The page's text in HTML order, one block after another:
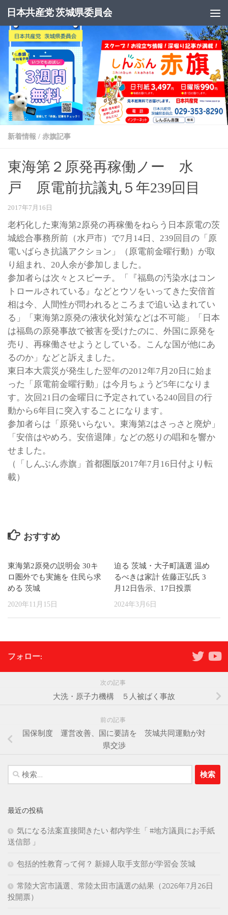
コンテンツへスキップ
日本共産党 茨城県委員会
新着情報 / 赤旗記事
東海第２原発再稼働ノー 水
戸 原電前抗議丸５年239回目
2017年7月16日
老朽化した東海第2原発の再稼働をねらう日本原電の茨
城総合事務所前（水戸市）で7月14日、239回目の「原
電いばらき抗議アクション」（原電前金曜行動）が取
り組まれ、20人余が参加しました。
参加者らは次々とスピーチ。「『福島の汚染水はコン
トロールされている』などとウソをいってきた安倍首
相は今、人間性が問われるところまで追い込まれてい
る」「東海第2原発の液状化対策などは不可能」「日本
は福島の原発事故で被害を受けたのに、外国に原発を
売り、再稼働させようとしている。こんな国が他にあ
るのか」などと訴えました。
東日本大震災が発生した翌年の2012年7月20日に始ま
った「原電前金曜行動」は今月ちょうど5年になりま
す。次回21日の金曜日に予定されている240回目の行
動から6年目に突入することになります。
参加者らは「原発いらない。東海第2はさっさと廃炉」
「安倍はやめろ。安倍退陣」などの怒りの唱和を響か
せました。
（「しんぶん赤旗」首都圏版2017年7月16日付より転
載）
おすすめ
東海第2原発の説明会 30キ
ロ圏外でも実施を 住民ら求
める 茨城
2020年11月15日
迫る 茨城・大子町議選 温め
るべきは家計 佐藤正弘氏 3
月12日告示、17日投票
2024年3月6日
フォロー:
次の記事
大洗・原子力機構 ５人被ばく事故
前の記事
国保制度 運営改善、国に要請を 茨城共同運動が対
県交渉
検
索:
最近の投稿
気になる法案直接聞きたい 都内学生「 #地方議員にお手紙
送信部 」
包括的性教育って何？ 新婦人取手支部が学習会 茨城
常陸大宮市議選、常陸太田市議選の結果（2026年7月26日
投開票）